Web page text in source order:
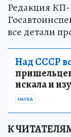
Редакция КП-
все детали
Над СССР
искала и
НАУКА
К